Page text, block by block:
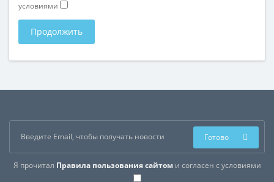
условиями
Продолжить
Я прочитал Правила пользования сайтоми согласен с условиями
Готово